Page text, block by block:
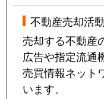
不動産売却活動
売却する不動産
広告や指定流通
売買情報ネット
います。